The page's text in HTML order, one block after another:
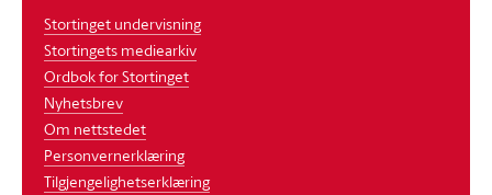
Stortinget undervisning
Stortingets mediearkiv
Ordbok for Stortinget
Nyhetsbrev
Om nettstedet
Personvernerklæring
Tilgjengelighetserklæring